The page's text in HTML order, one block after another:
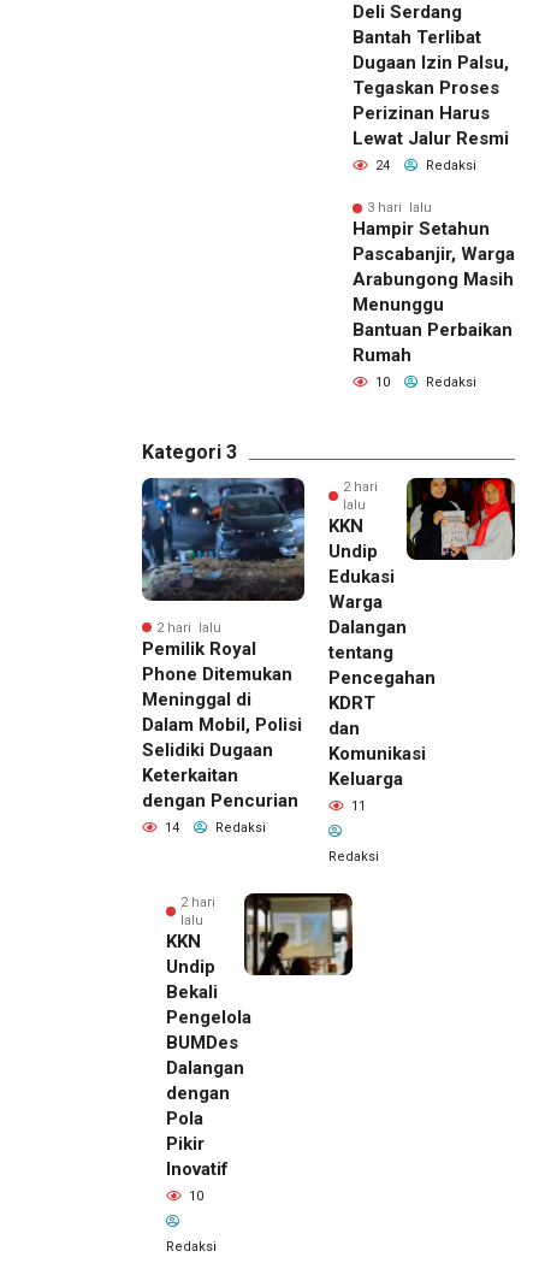
Deli Serdang
Bantah Terlibat
Dugaan Izin Palsu,
Tegaskan Proses
Perizinan Harus
Lewat Jalur Resmi
24 Redaksi
3 hari lalu
Hampir Setahun
Pascabanjir, Warga
Arabungong Masih
Menunggu
Bantuan Perbaikan
Rumah
10 Redaksi
Kategori 3
2 hari lalu
Pemilik Royal
Phone Ditemukan
Meninggal di
Dalam Mobil, Polisi
Selidiki Dugaan
Keterkaitan
dengan Pencurian
14 Redaksi
2 hari
lalu
KKN
Undip
Edukasi
Warga
Dalangan
tentang
Pencegahan
KDRT
dan
Komunikasi
Keluarga
11
Redaksi
2 hari
lalu
KKN
Undip
Bekali
Pengelola
BUMDes
Dalangan
dengan
Pola
Pikir
Inovatif
10
Redaksi
Pemilik
Royal
Phone